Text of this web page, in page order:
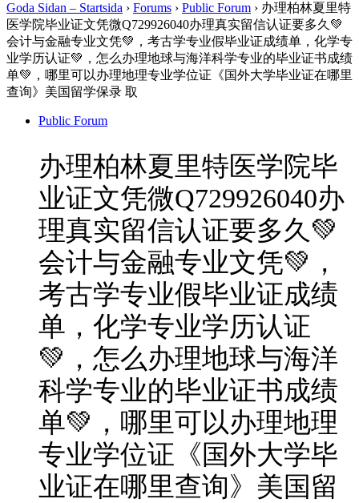
Goda Sidan – Startsida › Forums › Public Forum › 办理柏林夏里特
医学院毕业证文凭微Q729926040办理真实留信认证要多久💚
会计与金融专业文凭💚，考古学专业假毕业证成绩单，化学专
业学历认证💚，怎么办理地球与海洋科学专业的毕业证书成绩
单💚，哪里可以办理地理专业学位证《国外大学毕业证在哪里
查询》美国留学保录 取
Public Forum
办理柏林夏里特医学院毕
业证文凭微Q729926040办
理真实留信认证要多久💚
会计与金融专业文凭💚，
考古学专业假毕业证成绩
单，化学专业学历认证
💚，怎么办理地球与海洋
科学专业的毕业证书成绩
单💚，哪里可以办理地理
专业学位证《国外大学毕
业证在哪里查询》美国留